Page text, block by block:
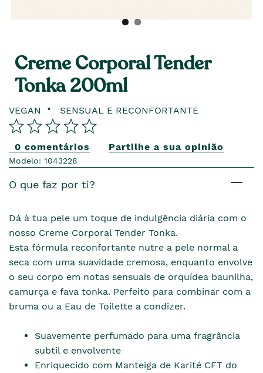
Creme Corporal Tender
Tonka 200ml
VEGAN SENSUAL E RECONFORTANTE
0 comentários Partilhe a sua opinião
Modelo: 1043228
O que faz por ti?
Dá à tua pele um toque de indulgência diária com o
nosso Creme Corporal Tender Tonka.
Esta fórmula reconfortante nutre a pele normal a
seca com uma suavidade cremosa, enquanto envolve
o seu corpo em notas sensuais de orquídea baunilha,
camurça e fava tonka. Perfeito para combinar com a
bruma ou a Eau de Toilette a condizer.
Suavemente perfumado para uma fragrância
subtil e envolvente
Enriquecido com Manteiga de Karité CFT do